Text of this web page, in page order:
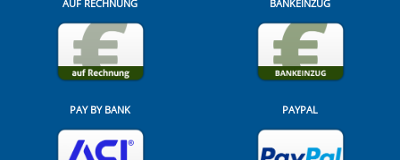
AUF RECHNUNG BANKEINZUG
PAY BY BANK PAYPAL